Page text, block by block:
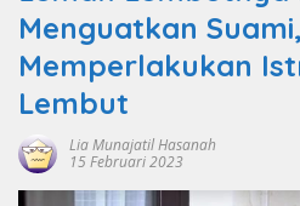
Menguatkan
Memperlakukan
Lembut
Lia Munajatil Hasanah
15 Februari 2023